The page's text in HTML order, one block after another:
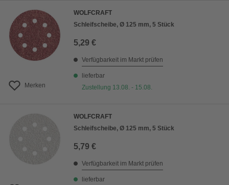
Merken
WOLFCRAFT
Schleifscheibe, Ø 125 mm, 5 Stück
5,29 €
Verfügbarkeit im Markt prüfen
lieferbar
Zustellung 13.08. - 15.08.
WOLFCRAFT
Schleifscheibe, Ø 125 mm, 5 Stück
5,79 €
Verfügbarkeit im Markt prüfen
lieferbar